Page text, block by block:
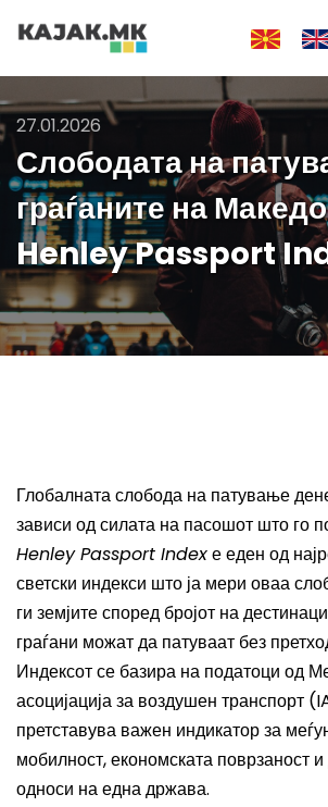
27.01.2026
Слободата на
граѓаните на
Henley Passport
Глобалната слобода на патување
зависи од силата на пасошот што го
Henley Passport Indexе еден од
светски индекси што ја мери оваа
ги земјите според бројот на
граѓани можат да патуваат без
Индексот се базира на податоци од
асоцијација за воздушен транспорт
претставува важен индикатор за
мобилност, економската поврзаност
односи на една држава.